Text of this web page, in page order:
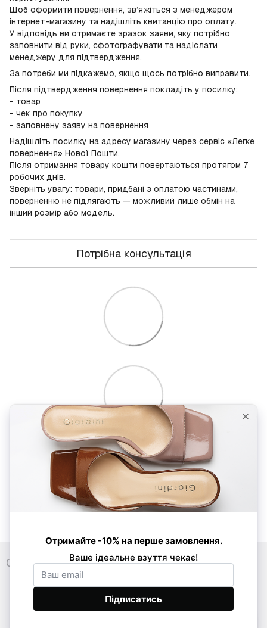
Щоб оформити повернення, зв’яжіться з менеджером
інтернет-магазину та надішліть квитанцію про оплату.
У відповідь ви отримаєте зразок заяви, яку потрібно
заповнити від руки, сфотографувати та надіслати
менеджеру для підтвердження.
За потреби ми підкажемо, якщо щось потрібно виправити.
Після підтвердження повернення покладіть у посилку:
- товар
- чек про покупку
- заповнену заяву на повернення
Надішліть посилку на адресу магазину через сервіс «Легке
повернення» Нової Пошти.
Після отримання товару кошти повертаються протягом 7
робочих днів.
Зверніть увагу: товари, придбані з оплатою частинами,
поверненню не підлягають — можливий лише обмін на
інший розмір або модель.
Потрібна консультація
0 800 33 86 01 089 520-24-16 068 877-03-53
Контакти
Повна версія сайту